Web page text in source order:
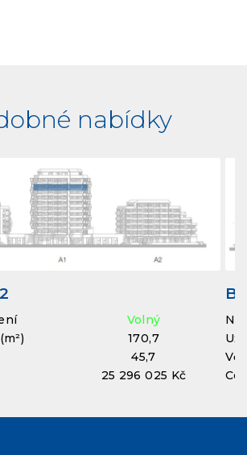
nabídky
Volný
170,7
45,7
25 296 025 Kč